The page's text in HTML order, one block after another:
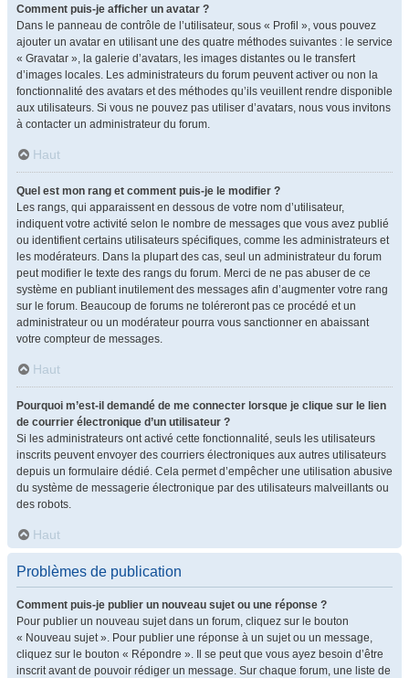
Comment puis-je afficher un avatar ?
Dans le panneau de contrôle de l’utilisateur, sous « Profil », vous pouvez
ajouter un avatar en utilisant une des quatre méthodes suivantes : le service
« Gravatar », la galerie d’avatars, les images distantes ou le transfert
d’images locales. Les administrateurs du forum peuvent activer ou non la
fonctionnalité des avatars et des méthodes qu’ils veuillent rendre disponible
aux utilisateurs. Si vous ne pouvez pas utiliser d’avatars, nous vous invitons
à contacter un administrateur du forum.
Haut
Quel est mon rang et comment puis-je le modifier ?
Les rangs, qui apparaissent en dessous de votre nom d’utilisateur,
indiquent votre activité selon le nombre de messages que vous avez publié
ou identifient certains utilisateurs spécifiques, comme les administrateurs et
les modérateurs. Dans la plupart des cas, seul un administrateur du forum
peut modifier le texte des rangs du forum. Merci de ne pas abuser de ce
système en publiant inutilement des messages afin d’augmenter votre rang
sur le forum. Beaucoup de forums ne toléreront pas ce procédé et un
administrateur ou un modérateur pourra vous sanctionner en abaissant
votre compteur de messages.
Haut
Pourquoi m’est-il demandé de me connecter lorsque je clique sur le lien
de courrier électronique d’un utilisateur ?
Si les administrateurs ont activé cette fonctionnalité, seuls les utilisateurs
inscrits peuvent envoyer des courriers électroniques aux autres utilisateurs
depuis un formulaire dédié. Cela permet d’empêcher une utilisation abusive
du système de messagerie électronique par des utilisateurs malveillants ou
des robots.
Haut
Problèmes de publication
Comment puis-je publier un nouveau sujet ou une réponse ?
Pour publier un nouveau sujet dans un forum, cliquez sur le bouton
« Nouveau sujet ». Pour publier une réponse à un sujet ou un message,
cliquez sur le bouton « Répondre ». Il se peut que vous ayez besoin d’être
inscrit avant de pouvoir rédiger un message. Sur chaque forum, une liste de